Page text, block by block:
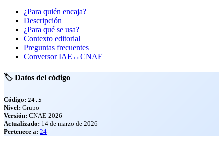
¿Para quién encaja?
Descripción
¿Para qué se usa?
Contexto editorial
Preguntas frecuentes
Conversor IAE↔CNAE
🏷️ Datos del código
Código: 24.5
Nivel: Grupo
Versión: CNAE-2026
Actualizado: 14 de marzo de 2026
Pertenece a: 24